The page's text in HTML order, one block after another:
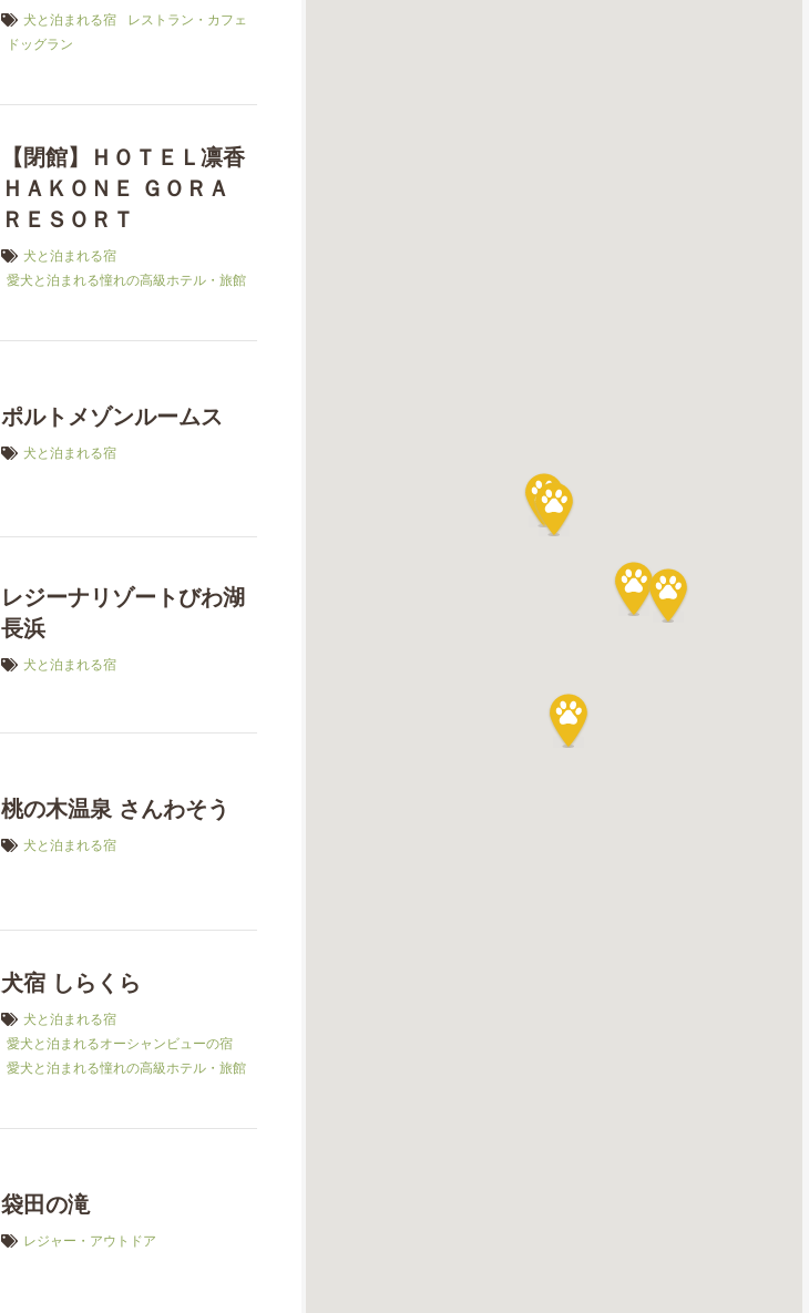
犬と泊まれる宿
レストラン・カフェ
ドッグラン
【閉館】ＨＯＴＥＬ凛香
ＨＡＫＯＮＥ ＧＯＲＡ
ＲＥＳＯＲＴ
犬と泊まれる宿
愛犬と泊まれる憧れの高級ホテル・旅館
ポルトメゾンルームス
犬と泊まれる宿
レジーナリゾートびわ湖
長浜
犬と泊まれる宿
桃の木温泉 さんわそう
犬と泊まれる宿
犬宿 しらくら
犬と泊まれる宿
愛犬と泊まれるオーシャンビューの宿
愛犬と泊まれる憧れの高級ホテル・旅館
袋田の滝
レジャー・アウトドア